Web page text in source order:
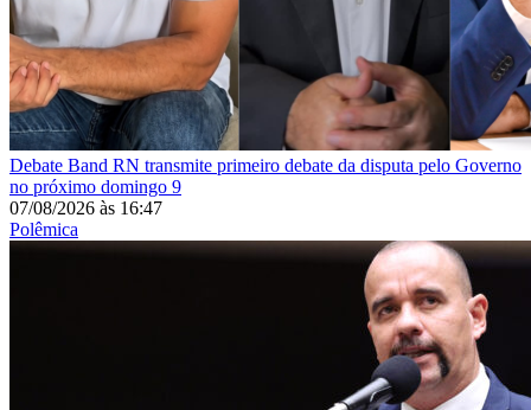
Debate Band RN transmite primeiro debate da disputa pelo Governo
no próximo domingo 9
07/08/2026 às 16:47
Polêmica